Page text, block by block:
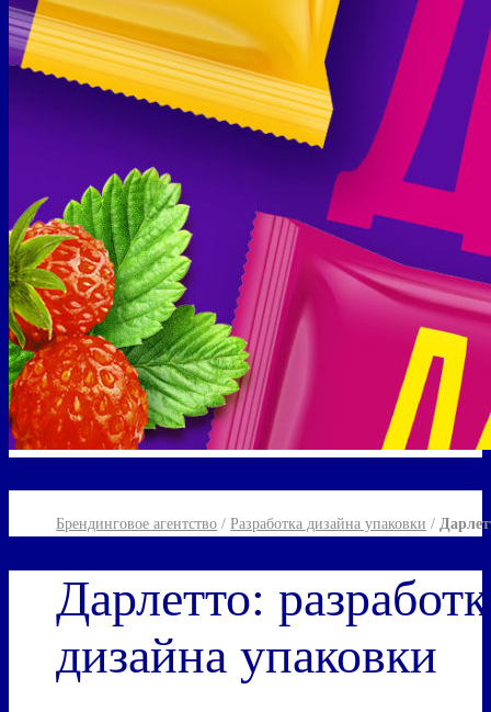
Брендинговое агентство /Разработка дизайна упаковки /
Дарлетто:
дизайна упаковки